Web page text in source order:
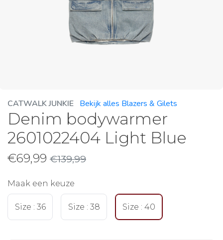
CATWALK JUNKIE Bekijk alles Blazers & Gilets
Denim bodywarmer
2601022404 Light Blue
€69,99 €139,99
Maak een keuze
Size : 36 Size : 38 Size : 40